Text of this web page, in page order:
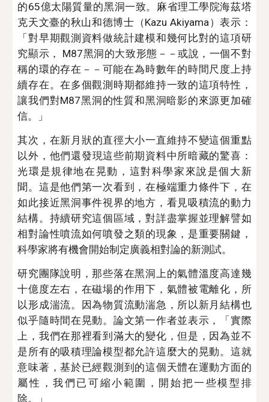
的65億太陽質量的黑洞一致。麻省理工學院海茲塔
克天文臺的秋山和德博士（Kazu Akiyama）表示 ：
「對早期觀測資料做統計建模和幾何比對的這項研
究顯示， M87黑洞的大致形態 －－ 或說 ， 一個不對
稱的環的存在－－可能在為時數年的時間尺度上持
續存在。在多個觀測時期都維持一致的這項特性，
讓我們對M87黑洞的性質和黑洞暗影的來源更加確
信。」
其次 ， 在新月狀的直徑大小一直維持不變這個重點
以外 ， 他們還發現這些前期資料中所暗藏的驚喜：
光環是規律地在晃動，這對科學家來說是個大新
聞。這是他們第一次看到，在極端重力條件下，在
如此接近黑洞事件視界的地方，看見吸積流的動力
結構。持續研究這個區域，對詳盡掌握並理解譬如
相對論性噴流如何噴發之類的現象，是重要關鍵，
科學家將有機會開始制定廣義相對論的新測試。
研究團隊說明，那些落在黑洞上的氣體溫度高達幾
十億度左右，在磁場的作用下，氣體被電離化， 所
以形成湍流。因為物質流動湍急，所以新月結構也
似乎隨時間在晃動。 論文第一作者並表示，「實際
上，我們在那裡看到滿大的變化，但是，因為並不
是所有的吸積理論模型都允許這麼大的晃動。這就
意味著，基於已經觀測到的這個天體在運動方面的
屬性 ，我們已可縮小範圍，開始把一些模型排
除。」